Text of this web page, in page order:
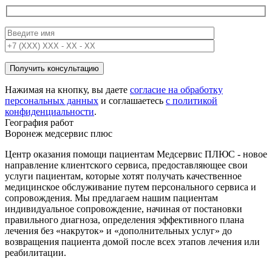
Нажимая на кнопку, вы даете согласие на обработку
персональных данных и соглашаетесь c политикой
конфиденциальности.
География работ
Воронеж медсервис плюс
Центр оказания помощи пациентам Медсервис ПЛЮС - новое
направление клиентского сервиса, предоставляющее свои
услуги пациентам, которые хотят получать качественное
медицинское обслуживание путем персонального сервиса и
сопровождения. Мы предлагаем нашим пациентам
индивидуальное сопровождение, начиная от постановки
правильного диагноза, определения эффективного плана
лечения без «накруток» и «дополнительных услуг» до
возвращения пациента домой после всех этапов лечения или
реабилитации.